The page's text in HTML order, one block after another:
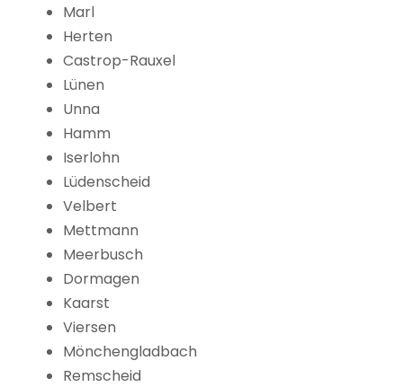
Marl
Herten
Castrop-Rauxel
Lünen
Unna
Hamm
Iserlohn
Lüdenscheid
Velbert
Mettmann
Meerbusch
Dormagen
Kaarst
Viersen
Mönchengladbach
Remscheid